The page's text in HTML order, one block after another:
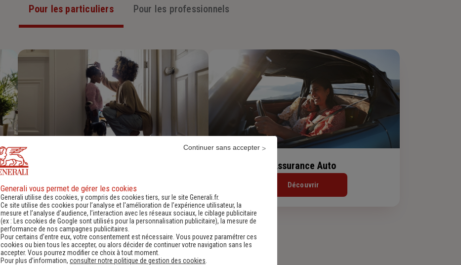
Pour les particuliers Pour les professionnels
Découvrir
Assurance Auto
Découvrir
Generali vous permet de gérer les cookies
Generali utilise des cookies, y compris des cookies tiers, sur le site Generali.fr.
Ce site utilise des cookies pour l’analyse et l'amélioration de l’expérience utilisateur, la
mesure et l’analyse d’audience, l’interaction avec les réseaux sociaux, le ciblage publicitaire
(ex :
Les cookies de Google sont utilisés pour la personnalisation publicitaire), la mesure de
performance de nos campagnes publicitaires.
Pour certains d’entre eux, votre consentement est nécessaire. Vous pouvez paramétrer ces
cookies ou bien tous les accepter, ou alors décider de continuer votre navigation sans les
accepter. Vous pourrez modifier ce choix à tout moment.
Pour plus d’information, consulter notre politique de gestion des cookies
Continuer sans accepter